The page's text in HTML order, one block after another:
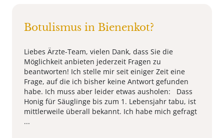
Botulismus in Bienenkot?
Liebes Ärzte-Team, vielen Dank, dass Sie die
Möglichkeit anbieten jederzeit Fragen zu
beantworten! Ich stelle mir seit einiger Zeit eine
Frage, auf die ich bisher keine Antwort gefunden
habe. Ich muss aber leider etwas ausholen: Dass
Honig für Säuglinge bis zum 1. Lebensjahr tabu, ist
mittlerweile überall bekannt. Ich habe mich gefragt
...